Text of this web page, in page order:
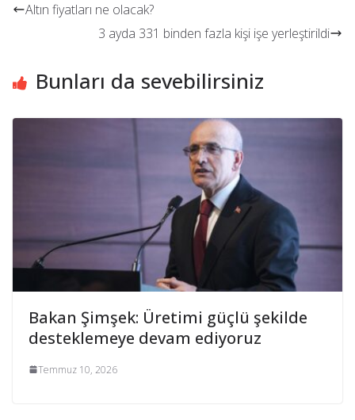
Altın fiyatları ne olacak?
3 ayda 331 binden fazla kişi işe yerleştirildi
Bunları da sevebilirsiniz
Bakan Şimşek: Üretimi güçlü şekilde
desteklemeye devam ediyoruz
Temmuz 10, 2026